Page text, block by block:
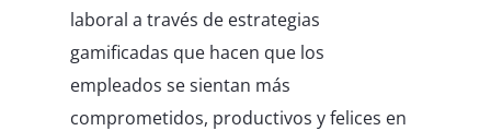
laboral a través de estrategias
gamificadas que hacen que los
empleados se sientan más
comprometidos, productivos y felices en